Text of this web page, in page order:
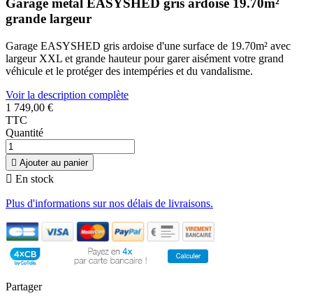
Garage métal EASYSHED gris ardoise 19.70m²
grande largeur
Garage EASYSHED gris ardoise d'une surface de 19.70m² avec
largeur XXL et grande hauteur pour garer aisément votre grand
véhicule et le protéger des intempéries et du vandalisme.
Voir la description complète
1 749,00 €
TTC
Quantité
 Ajouter au panier
 En stock
Plus d'informations sur nos délais de livraisons.
Partager